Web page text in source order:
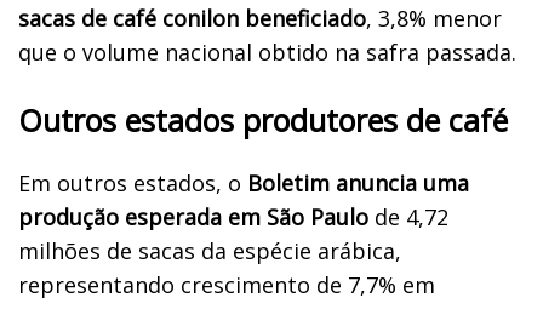
sacas de café conilon beneficiado, 3,8% menor
que o volume nacional obtido na safra passada.
Outros estados produtores de café
Em outros estados, o Boletim anuncia uma
produção esperada em São Paulo de 4,72
milhões de sacas da espécie arábica,
representando crescimento de 7,7% em